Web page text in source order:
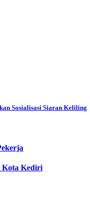
Sosialisasi Siaran Keliling
Kota Kediri